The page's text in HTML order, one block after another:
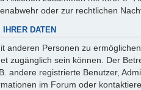
oder zur rechtlichen
DATEN
anderen Personen zu
zugänglich sein können. Der
andere registrierte Benutzer,
im Forum oder